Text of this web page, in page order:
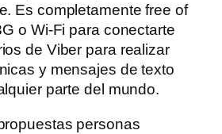
Es completamente free of
o Wi-Fi para conectarte
de Viber para realizar
y mensajes de texto
parte del mundo.
personas